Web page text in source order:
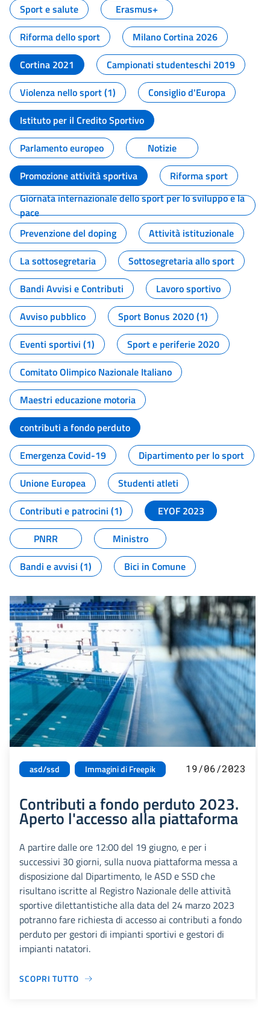
Sport e salute
Erasmus+
Riforma dello sport
Milano Cortina 2026
Cortina 2021
Campionati studenteschi 2019
Violenza nello sport (1)
Consiglio d'Europa
Istituto per il Credito Sportivo
Parlamento europeo
Notizie
Promozione attività sportiva
Riforma sport
Giornata internazionale dello sport per lo sviluppo e la
pace
Prevenzione del doping
Attività istituzionale
La sottosegretaria
Sottosegretaria allo sport
Bandi Avvisi e Contributi
Lavoro sportivo
Avviso pubblico
Sport Bonus 2020 (1)
Eventi sportivi (1)
Sport e periferie 2020
Comitato Olimpico Nazionale Italiano
Maestri educazione motoria
contributi a fondo perduto
Emergenza Covid-19
Dipartimento per lo sport
Unione Europea
Studenti atleti
Contributi e patrocini (1)
EYOF 2023
PNRR
Ministro
Bandi e avvisi (1)
Bici in Comune
asd/ssd Immagini di Freepik 19/06/2023
Contributi a fondo perduto 2023.
Aperto l'accesso alla piattaforma
A partire dalle ore 12:00 del 19 giugno, e per i
successivi 30 giorni, sulla nuova piattaforma messa a
disposizione dal Dipartimento, le ASD e SSD che
risultano iscritte al Registro Nazionale delle attività
sportive dilettantistiche alla data del 24 marzo 2023
potranno fare richiesta di accesso ai contributi a fondo
perduto per gestori di impianti sportivi e gestori di
impianti natatori.
SCOPRI TUTTO